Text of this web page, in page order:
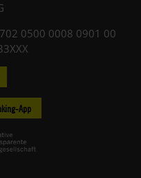
0500 0008 0901 00
App